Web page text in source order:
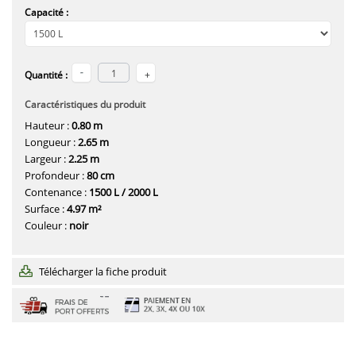
Capacité :
Quantité :
Caractéristiques du produit
Hauteur :0.80 m
Longueur :2.65 m
Largeur :2.25 m
Profondeur :80 cm
Contenance : 1500 L / 2000 L
Surface :4.97 m²
Couleur : noir
Télécharger la fiche produit